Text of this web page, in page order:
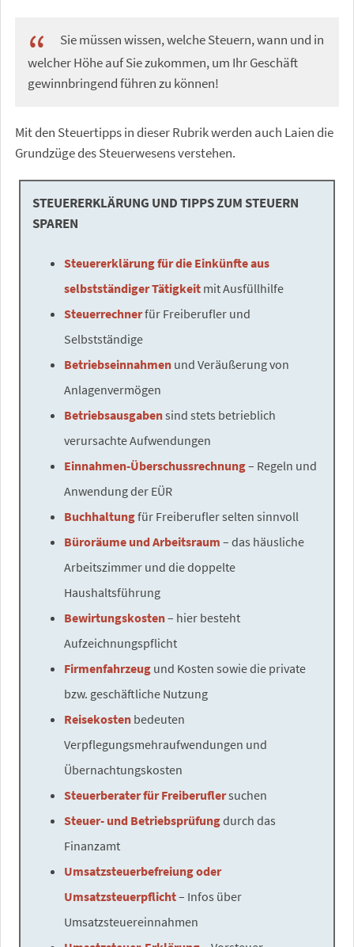
Sie müssen wissen, welche Steuern, wann und in
welcher Höhe auf Sie zukommen, um Ihr Geschäft
gewinnbringend führen zu können!
Mit den Steuertipps in dieser Rubrik werden auch Laien die
Grundzüge des Steuerwesens verstehen.
STEUERERKLÄRUNG UND TIPPS ZUM STEUERN
SPAREN
Steuererklärung für die Einkünfte aus
selbstständiger Tätigkeit mit Ausfüllhilfe
Steuerrechnerfür Freiberufler und
Selbstständige
Betriebseinnahmen und Veräußerung von
Anlagenvermögen
Betriebsausgabensind stets betrieblich
verursachte Aufwendungen
Einnahmen-Überschussrechnung– Regeln und
Anwendung der EÜR
Buchhaltungfür Freiberufler selten sinnvoll
Büroräume und Arbeitsraum – das häusliche
Arbeitszimmer und die doppelte
Haushaltsführung
Bewirtungskosten– hier besteht
Aufzeichnungspflicht
Firmenfahrzeug und Kosten sowie die private
bzw. geschäftliche Nutzung
Reisekosten bedeuten
Verpflegungsmehraufwendungen und
Übernachtungskosten
Steuerberater für Freiberuflersuchen
Steuer- und Betriebsprüfungdurch das
Finanzamt
Umsatzsteuerbefreiung oder
Umsatzsteuerpflicht– Infos über
Umsatzsteuereinnahmen